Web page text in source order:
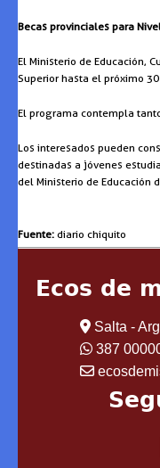
Becas provinciales para
El Ministerio de Educación,
Superior hasta el próximo 30
El programa contempla
Los interesados pueden
destinadas a jóvenes
del Ministerio de Educación
Fuente: diario chiquito
Ecos de
Salta -
387